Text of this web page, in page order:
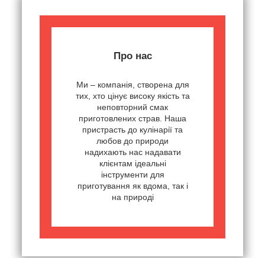
Про нас
Ми – компанія, створена для
тих, хто цінує високу якість та
неповторний смак
приготовлених страв. Наша
пристрасть до кулінарії та
любов до природи
надихають нас надавати
клієнтам ідеальні
інструменти для
приготування як вдома, так і
на природі